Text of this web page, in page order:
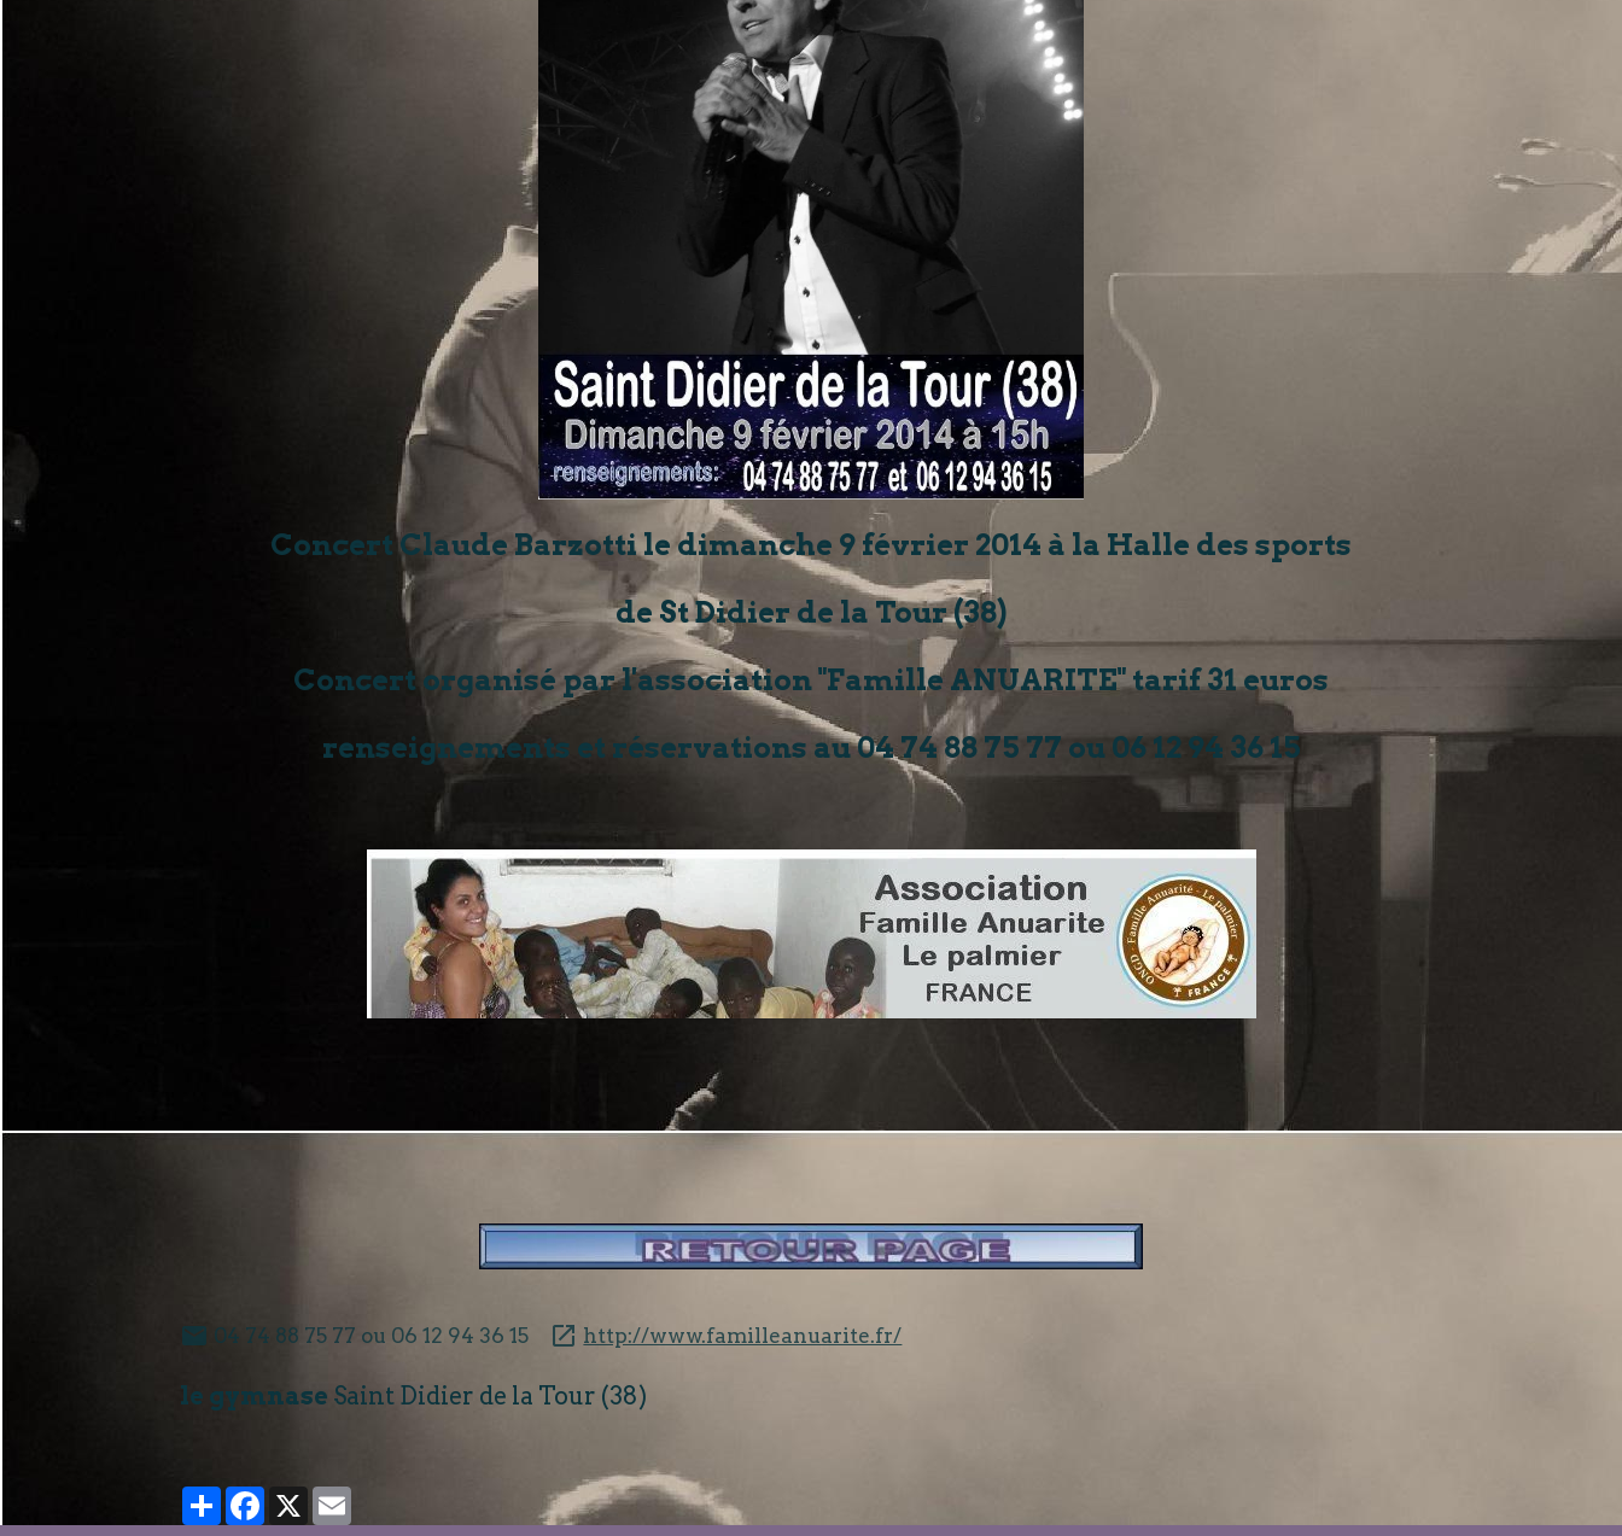
Concert Claude Barzotti le dimanche 9 février 2014 à la Halle des sports
de St Didier de la Tour (38)
Concert organisé par l'association "Famille ANUARITE" tarif 31 euros
renseignements et réservations au 04 74 88 75 77 ou 06 12 94 36 15
04 74 88 75 77 ou 06 12 94 36 15 http://www.familleanuarite.fr/
le gymnase Saint Didier de la Tour (38)
Partager
Facebook
X